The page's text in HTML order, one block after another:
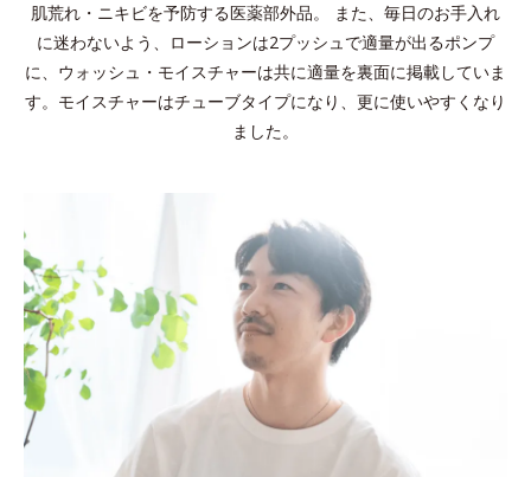
肌荒れ・ニキビを予防する医薬部外品。 また、毎日のお手入れ
に迷わないよう、ローションは2プッシュで適量が出るポンプ
に、ウォッシュ・モイスチャーは共に適量を裏面に掲載していま
す。モイスチャーはチューブタイプになり、更に使いやすくなり
ました。